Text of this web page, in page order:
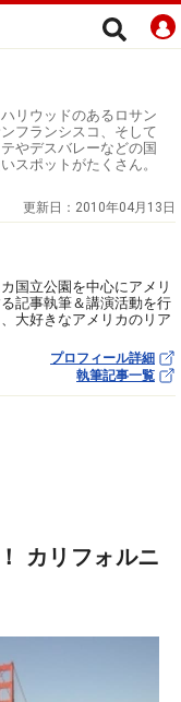
リウッドのあるロサン
フランシスコ、そして
やデスバレーなどの国
スポットがたくさん。
更新日： 2010年04月13日
国立公園を中心にアメリ
記事執筆＆講演活動を行
大好きなアメリカのリア
プロフィール詳細
執筆記事一覧
カリフォルニ